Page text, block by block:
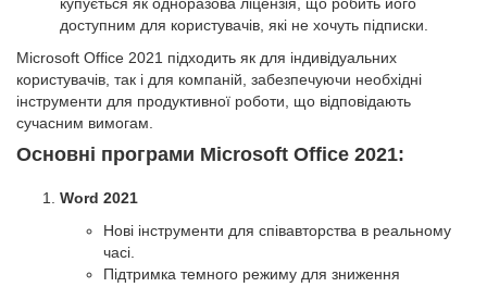
доступним для користувачів, які не хочуть підписки.
Microsoft Office 2021 підходить як для індивідуальних
користувачів, так і для компаній, забезпечуючи необхідні
інструменти для продуктивної роботи, що відповідають
сучасним вимогам.
Основні програми Microsoft Office 2021:
Word 2021
Нові інструменти для співавторства в реальному
часі.
Підтримка темного режиму для зниження